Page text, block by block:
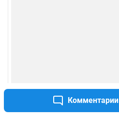
Комментарии